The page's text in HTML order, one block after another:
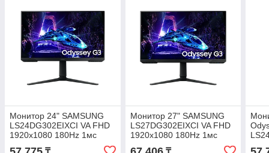
Монитор 24" SAMSUNG
LS24DG302EIXCI VA FHD
1920x1080 180Hz 1мс
250кд/м2 3000:1 2xHDMI
Монитор 27" SAMSUNG
LS27DG302EIXCI VA FHD
1920x1080 180Hz 1мс
250кд/м2 3000:1 2xHDMI